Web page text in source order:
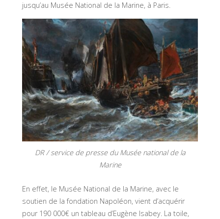
jusqu’au Musée National de la Marine, à Paris.
DR / service de presse du Musée national de la
Marine
En effet, le Musée National de la Marine, avec le
soutien de la fondation Napoléon, vient d’acquérir
pour 190 000€ un tableau d’Eugène Isabey. La toile,